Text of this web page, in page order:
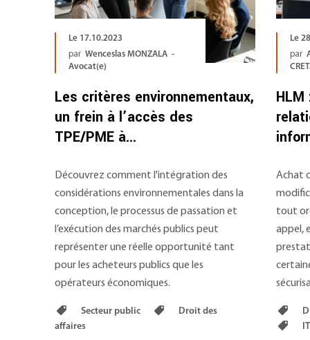
Le 17.10.2023
par Wenceslas MONZALA -
Avocat(e)
Les critères environnementaux,
un frein à l’accès des
TPE/PME à...
Découvrez comment l'intégration des
considérations environnementales dans la
conception, le processus de passation et
l’exécution des marchés publics peut
représenter une réelle opportunité tant
pour les acheteurs publics que les
opérateurs économiques.
Secteur public
Droit des
affaires
Le
par
Achat
tout
appel,
IT